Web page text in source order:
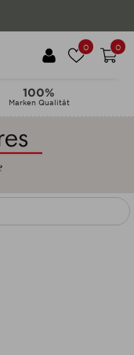
0 0
100%
Marken Qualität